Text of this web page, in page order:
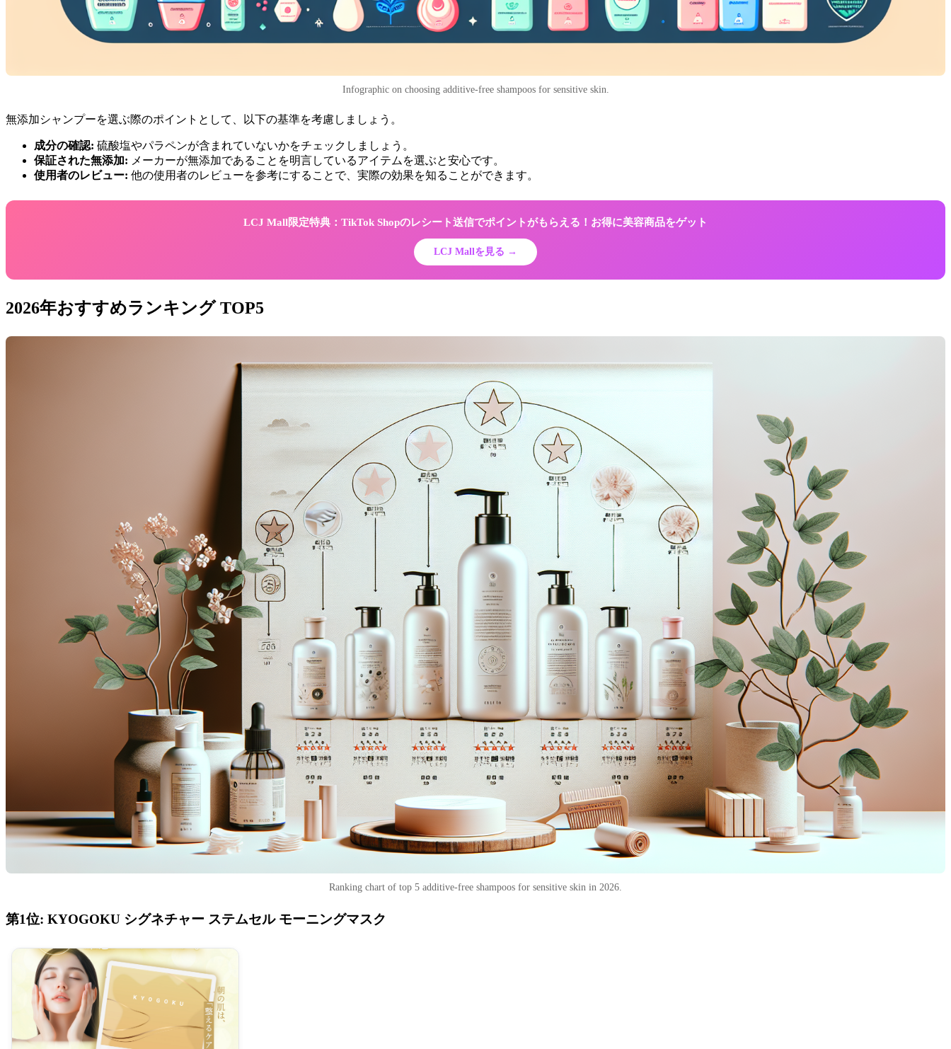
Infographic on choosing additive-free shampoos for sensitive skin.
無添加シャンプーを選ぶ際のポイントとして、以下の基準を考慮しましょう。
成分の確認: 硫酸塩やパラペンが含まれていないかをチェックしましょう。
保証された無添加: メーカーが無添加であることを明言しているアイテムを選ぶと安心です。
使用者のレビュー: 他の使用者のレビューを参考にすることで、実際の効果を知ることができます。
LCJ Mall限定特典：TikTok Shopのレシート送信でポイントがもらえる！お得に美容商品をゲット
LCJ Mallを見る →
2026年おすすめランキング TOP5
Ranking chart of top 5 additive-free shampoos for sensitive skin in 2026.
第1位: KYOGOKU シグネチャー ステムセル モーニングマスク